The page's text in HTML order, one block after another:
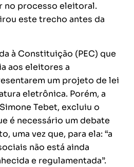
no processo eleitoral.
este trecho antes da
à Constituição (PEC) que
aos eleitores a
um projeto de lei
eletrônica. Porém, a
Tebet, excluiu o
é necessário um debate
uma vez que, para ela: “a
não está ainda
e regulamentada”.